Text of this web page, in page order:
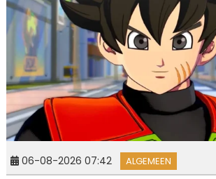
06-08-2026 07:42 ALGEMEEN